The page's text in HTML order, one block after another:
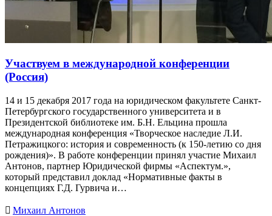
Участвуем в международной конференции
(Россия)
14 и 15 декабря 2017 года на юридическом факультете Санкт-
Петербургского государственного университета и в
Президентской библиотеке им. Б.Н. Ельцина прошла
международная конференция «Творческое наследие Л.И.
Петражицкого: история и современность (к 150-летию со дня
рождения)». В работе конференции принял участие Михаил
Антонов, партнер Юридической фирмы «Аспектум.»,
который представил доклад «Нормативные факты в
концепциях Г.Д. Гурвича и…
 Михаил Антонов